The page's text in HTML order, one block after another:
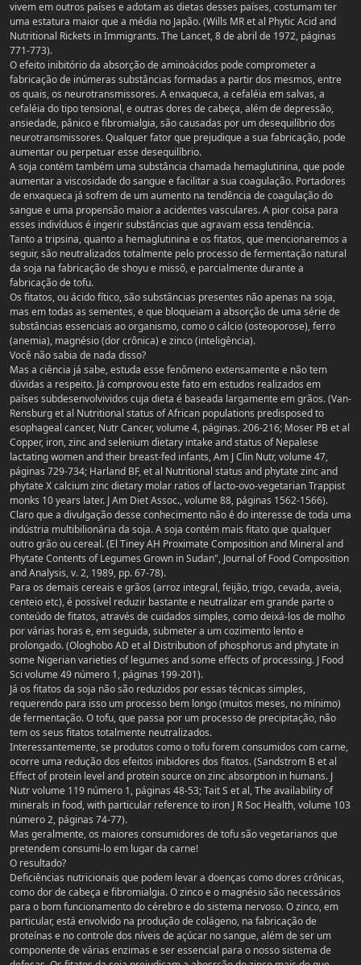
vivem em outros países e adotam as dietas desses países, costumam ter
uma estatura maior que a média no Japão. (Wills MR et al Phytic Acid and
Nutritional Rickets in Immigrants. The Lancet, 8 de abril de 1972, páginas
771-773).
O efeito inibitório da absorção de aminoácidos pode comprometer a
fabricação de inúmeras substâncias formadas a partir dos mesmos, entre
os quais, os neurotransmissores. A enxaqueca, a cefaléia em salvas, a
cefaléia do tipo tensional, e outras dores de cabeça, além de depressão,
ansiedade, pânico e fibromialgia, são causadas por um desequilíbrio dos
neurotransmissores. Qualquer fator que prejudique a sua fabricação, pode
aumentar ou perpetuar esse desequilíbrio.
A soja contém também uma substância chamada hemaglutinina, que pode
aumentar a viscosidade do sangue e facilitar a sua coagulação. Portadores
de enxaqueca já sofrem de um aumento na tendência de coagulação do
sangue e uma propensão maior a acidentes vasculares. A pior coisa para
esses indivíduos é ingerir substâncias que agravam essa tendência.
Tanto a tripsina, quanto a hemaglutinina e os fitatos, que mencionaremos a
seguir, são neutralizados totalmente pelo processo de fermentação natural
da soja na fabricação de shoyu e missô, e parcialmente durante a
fabricação de tofu.
Os fitatos, ou ácido fítico, são substâncias presentes não apenas na soja,
mas em todas as sementes, e que bloqueiam a absorção de uma série de
substâncias essenciais ao organismo, como o cálcio (osteoporose), ferro
(anemia), magnésio (dor crônica) e zinco (inteligência).
Você não sabia de nada disso?
Mas a ciência já sabe, estuda esse fenômeno extensamente e não tem
dúvidas a respeito. Já comprovou este fato em estudos realizados em
países subdesenvolvividos cuja dieta é baseada largamente em grãos. (Van-
Rensburg et al Nutritional status of African populations predisposed to
esophageal cancer, Nutr Cancer, volume 4, páginas. 206-216; Moser PB et al
Copper, iron, zinc and selenium dietary intake and status of Nepalese
lactating women and their breast-fed infants, Am J Clin Nutr, volume 47,
páginas 729-734; Harland BF, et al Nutritional status and phytate zinc and
phytate X calcium zinc dietary molar ratios of lacto-ovo-vegetarian Trappist
monks 10 years later. J Am Diet Assoc., volume 88, páginas 1562-1566).
Claro que a divulgação desse conhecimento não é do interesse de toda uma
indústria multibilionária da soja. A soja contém mais fitato que qualquer
outro grão ou cereal. (El Tiney AH Proximate Composition and Mineral and
Phytate Contents of Legumes Grown in Sudan", Journal of Food Composition
and Analysis, v. 2, 1989, pp. 67-78).
Para os demais cereais e grãos (arroz integral, feijão, trigo, cevada, aveia,
centeio etc), é possível reduzir bastante e neutralizar em grande parte o
conteúdo de fitatos, através de cuidados simples, como deixá-los de molho
por várias horas e, em seguida, submeter a um cozimento lento e
prolongado. (Ologhobo AD et al Distribution of phosphorus and phytate in
some Nigerian varieties of legumes and some effects of processing. J Food
Sci volume 49 número 1, páginas 199-201).
Já os fitatos da soja não são reduzidos por essas técnicas simples,
requerendo para isso um processo bem longo (muitos meses, no mínimo)
de fermentação. O tofu, que passa por um processo de precipitação, não
tem os seus fitatos totalmente neutralizados.
Interessantemente, se produtos como o tofu forem consumidos com carne,
ocorre uma redução dos efeitos inibidores dos fitatos. (Sandstrom B et al
Effect of protein level and protein source on zinc absorption in humans. J
Nutr volume 119 número 1, páginas 48-53; Tait S et al, The availability of
minerals in food, with particular reference to iron J R Soc Health, volume 103
número 2, páginas 74-77).
Mas geralmente, os maiores consumidores de tofu são vegetarianos que
pretendem consumi-lo em lugar da carne!
O resultado?
Deficiências nutricionais que podem levar a doenças como dores crônicas,
como dor de cabeça e fibromialgia. O zinco e o magnésio são necessários
para o bom funcionamento do cérebro e do sistema nervoso. O zinco, em
particular, está envolvido na produção de colágeno, na fabricação de
proteínas e no controle dos níveis de açúcar no sangue, além de ser um
componente de várias enzimas e ser essencial para o nosso sistema de